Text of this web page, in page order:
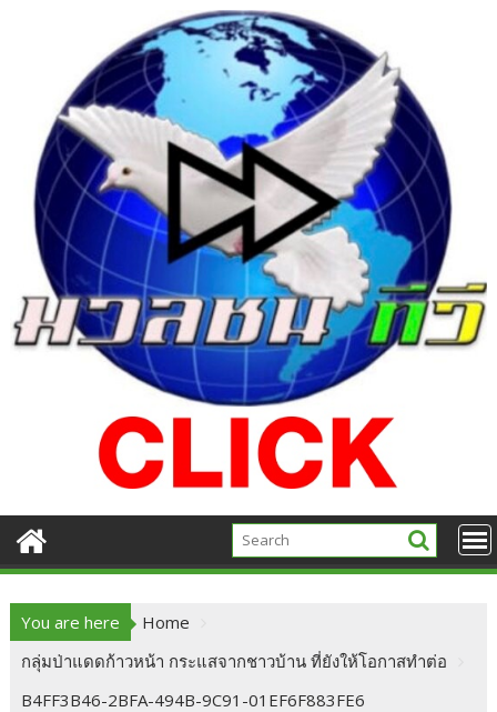
You are here
Home
กลุ่มป่าแดดก้าวหน้า กระแสจากชาวบ้าน ที่ยังให้โอกาสทำต่อ
B4FF3B46-2BFA-494B-9C91-01EF6F883FE6